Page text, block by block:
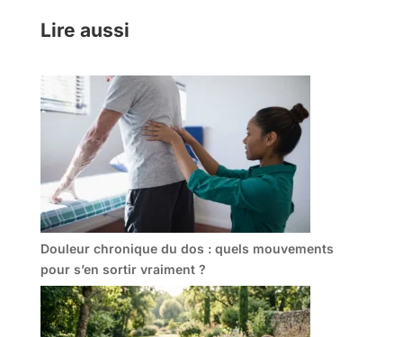
Lire aussi
Douleur chronique du dos : quels mouvements
pour s’en sortir vraiment ?